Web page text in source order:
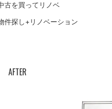
古を買ってリノベ
件探し+ リノベーション
AFTER